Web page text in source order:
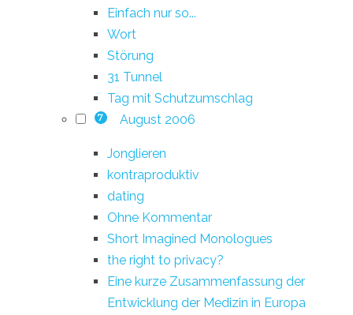
Einfach nur so...
Wort
Störung
31 Tunnel
Tag mit Schutzumschlag
7 August 2006
Jonglieren
kontraproduktiv
dating
Ohne Kommentar
Short Imagined Monologues
the right to privacy?
Eine kurze Zusammenfassung der
Entwicklung der Medizin in Europa